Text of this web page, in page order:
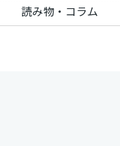
読み物・コラム